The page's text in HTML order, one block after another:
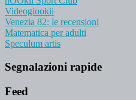
Videogiookii
Venezia 82: le recensioni
Matematica per adulti
Speculum artis
Segnalazioni rapide
Feed